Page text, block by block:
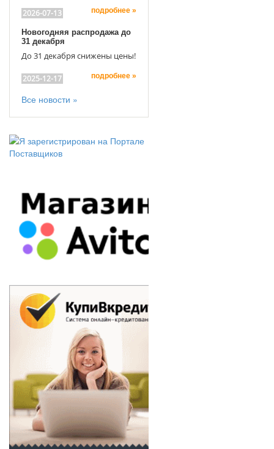
2026-07-13 подробнее »
Новогодняя распродажа до
31 декабря
До 31 декабря снижены цены!
2025-12-17 подробнее »
Все новости »